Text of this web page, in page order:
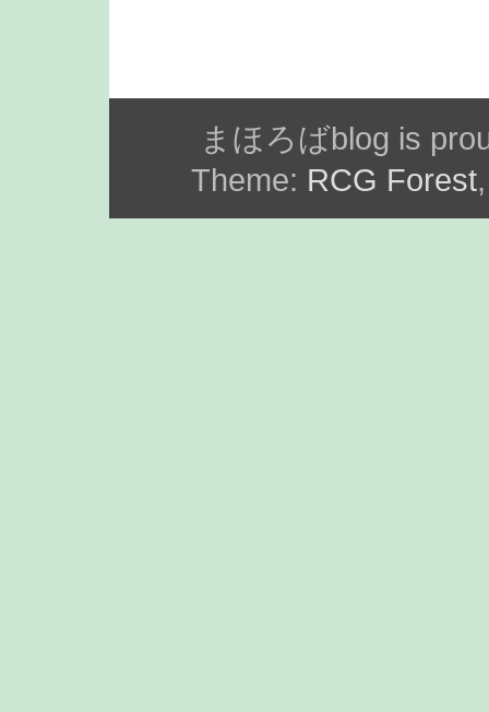
まほろばblog is
Theme: RCG Forest